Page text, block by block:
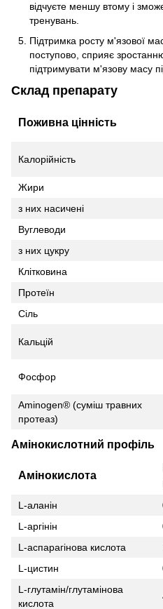
відчуєте меншу втому і
тренувань.
Підтримка росту м'язової
поступово, сприяє
підтримувати м'язову масу
Склад препарату
Поживна цінність
Калорійність
Жири
з них насичені
Вуглеводи
з них цукру
Клітковина
Протеїн
Сіль
Кальцій
Фосфор
Aminogen® (суміш травних
протеаз)
Амінокислотний профіль
Амінокислота
L-аланін
L-аргінін
L-аспарагінова кислота
L-цистин
L-глутамін/глутамінова
кислота